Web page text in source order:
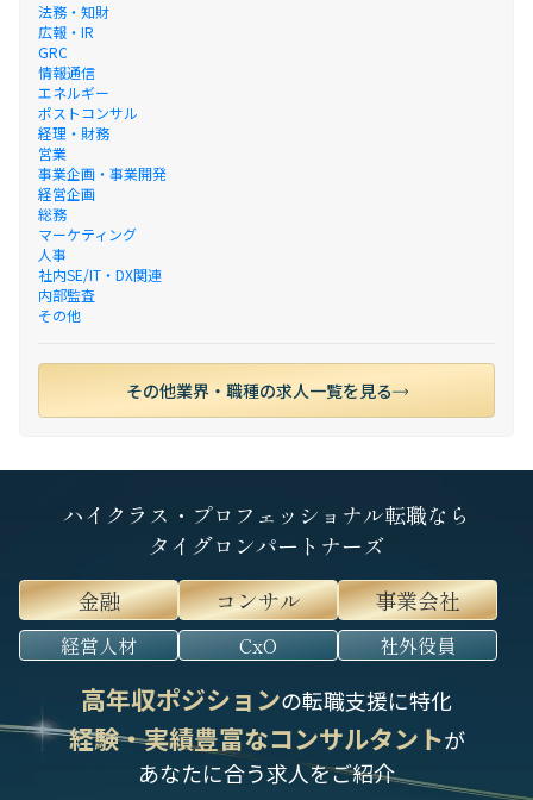
法務・知財
広報・IR
GRC
情報通信
エネルギー
ポストコンサル
経理・財務
営業
事業企画・事業開発
経営企画
総務
マーケティング
人事
社内SE/IT・DX関連
内部監査
その他
その他業界・職種の求人一覧を見る
ハイクラス・プロフェッショナル転職なら
タイグロンパートナーズ
金融
コンサル 事業会社
経営人材 CxO 社外役員
高年収ポジションの転職支援に特化
経験・実績豊富なコンサルタントが
あなたに合う求人をご紹介